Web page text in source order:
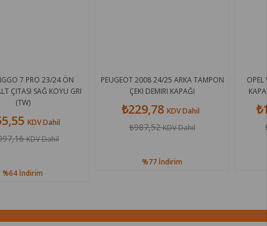
ÖN
GRI
PEUGEOT 2008 24/25 ARKA TAMPON
ÇEKI DEMIRI KAPAĞI
KDV Dahil
KDV Dahil
OPEL VECTRA B 96/
KAPAĞI (TRIGER
₺1.316,88